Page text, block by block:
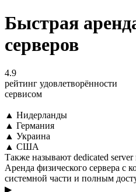
Быстрая
серверов
4.9
рейтинг удовлетворённости
сервисом
▲ Нидерланды
▲ Германия
▲ Украина
▲ США
Также называют dedicated
Аренда физического сервера с
системной части и полным
▶